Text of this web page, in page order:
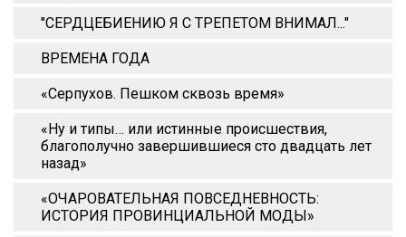
"СЕРДЦЕБИЕНИЮ Я С ТРЕПЕТОМ ВНИМАЛ..."
ВРЕМЕНА ГОДА
«Серпухов. Пешком сквозь время»
«Ну и типы… или истинные происшествия,
благополучно завершившиеся сто двадцать лет
назад»
«ОЧАРОВАТЕЛЬНАЯ ПОВСЕДНЕВНОСТЬ:
ИСТОРИЯ ПРОВИНЦИАЛЬНОЙ МОДЫ»